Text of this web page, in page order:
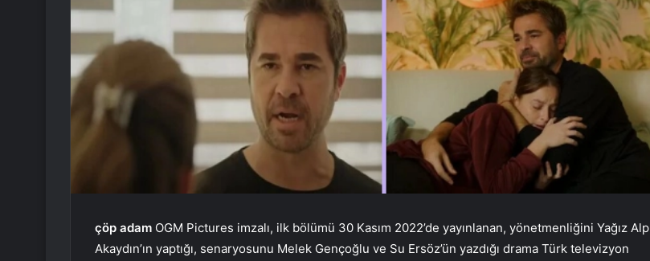
çöp adam OGM Pictures imzalı, ilk bölümü 30 Kasım 2022’de yayınlanan, yönetmenliğini Yağız Alp
Akaydın’ın yaptığı, senaryosunu Melek Gençoğlu ve Su Ersöz’ün yazdığı drama Türk televizyon